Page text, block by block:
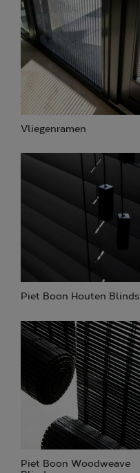
Vliegenramen
Piet Boon Houten Blinds
Piet Boon Woodweave